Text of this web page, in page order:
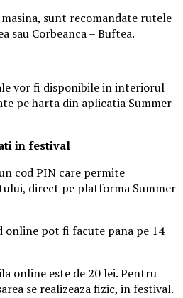
sunt recomandate rutele
sau Corbeanca – Buftea.
vor fi disponibile in interiorul
pe harta din aplicatia Summer
in festival
cod PIN care permite
direct pe platforma Summer
pot fi facute pana pe 14
online este de 20 lei. Pentru
se realizeaza fizic, in festival.